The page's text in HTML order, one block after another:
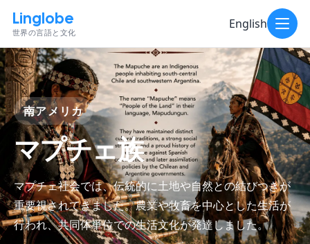
Linglobe
世界の言語と文化
English
南アメリカ
マプチェ族
マプチェ社会では、伝統的に土地や自然との結びつきが
重要視されてきました。農業や牧畜を中心とした生活が
行われ、共同体単位での生活文化が発達しました。